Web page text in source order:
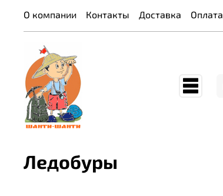
О компании Контакты Доставка Оплата
Ледобуры